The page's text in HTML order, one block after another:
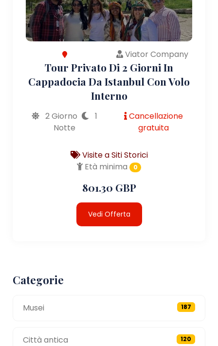
Viator Company
Tour Privato Di 2 Giorni In
Cappadocia Da Istanbul Con Volo
Interno
2 Giorno
1
Notte
Cancellazione
gratuita
Visite a Siti Storici
Età minima
0
801.30 GBP
Vedi Offerta
Categorie
Musei 187
Città antica 120